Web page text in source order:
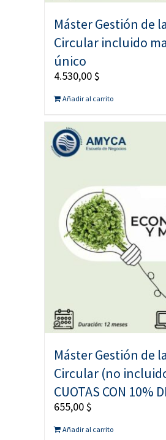
Máster Gestión de
Circular incluido
único
4.530,00$
Añadir al carrito
Máster Gestión de
Circular (no
CUOTAS CON 10%
655,00$
Añadir al carrito